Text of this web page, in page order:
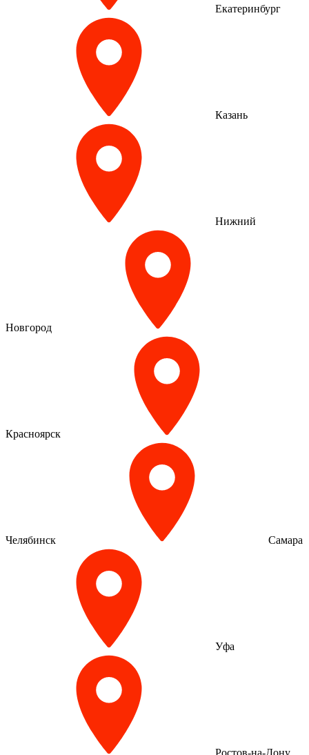
Екатеринбург
Казань
Нижний
Новгород
Красноярск
Челябинск Самара
Уфа
Ростов-на-Дону